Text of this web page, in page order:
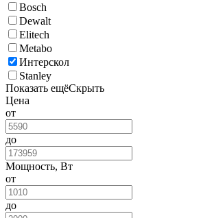
Bosch
Dewalt
Elitech
Metabo
Интерскол
Stanley
Показать ещёСкрыть
Цена
от
до
Мощность, Вт
от
до